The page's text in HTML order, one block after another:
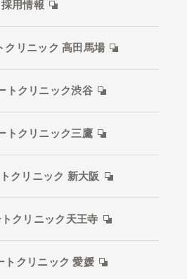
採用情報
クリニック 高田馬場
トクリニック渋谷
トクリニック三鷹
クリニック 新大阪
クリニック天王寺
トクリニック 愛媛